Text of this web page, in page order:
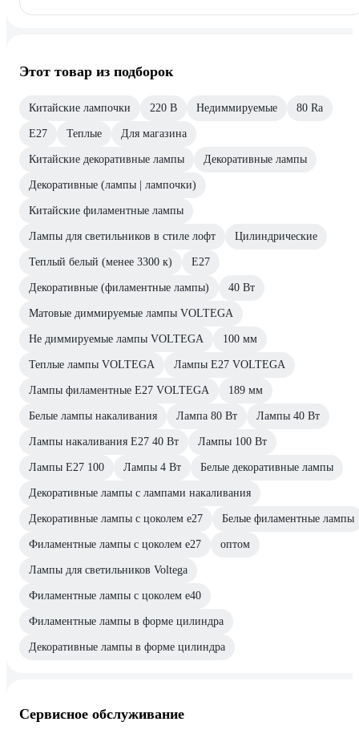
Этот товар из подборок
Китайские лампочки 220 В Недиммируемые 80 Ra
Е27 Теплые Для магазина
Китайские декоративные лампы Декоративные лампы
Декоративные (лампы | лампочки)
Китайские филаментные лампы
Лампы для светильников в стиле лофт Цилиндрические
Теплый белый (менее 3300 к) E27
Декоративные (филаментные лампы) 40 Вт
Матовые диммируемые лампы VOLTEGA
Не диммируемые лампы VOLTEGA 100 мм
Теплые лампы VOLTEGA Лампы Е27 VOLTEGA
Лампы филаментные E27 VOLTEGA 189 мм
Белые лампы накаливания Лампа 80 Вт Лампы 40 Вт
Лампы накаливания E27 40 Вт Лампы 100 Вт
Лампы E27 100 Лампы 4 Вт Белые декоративные лампы
Декоративные лампы с лампами накаливания
Декоративные лампы с цоколем e27 Белые филаментные лампы
Филаментные лампы с цоколем e27 оптом
Лампы для светильников Voltega
Филаментные лампы с цоколем e40
Филаментные лампы в форме цилиндра
Декоративные лампы в форме цилиндра
Сервисное обслуживание